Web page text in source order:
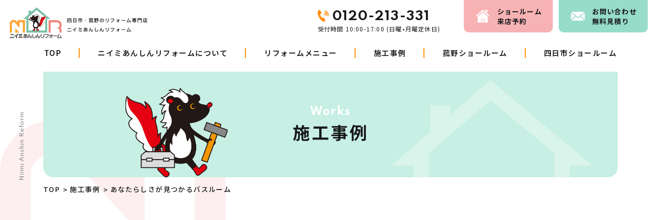
0120-213-331
受付時間 10:00-17:00 (日曜•月曜定休日)
ショールーム
来店予約
お問い合わせ
無料見積り
TOP ニイミあんしんリフォームについて リフォームメニュー 施工事例 菰野ショールーム 四日市ショールーム
Niimi Anshin Reform Works
施工事例
TOP 施工事例 あなたらしさが見つかるバスルーム